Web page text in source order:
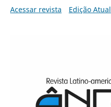
Acessar revista
Edição Atual